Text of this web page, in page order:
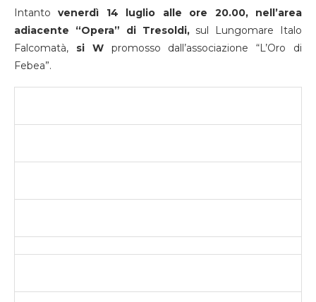
Intantovenerdì 14 luglio alle ore 20.00, nell’area
adiacente “Opera” di Tresoldi,sul Lungomare Italo
Falcomatà, si Wpromosso dall’associazione “L’Oro di
Febea”.